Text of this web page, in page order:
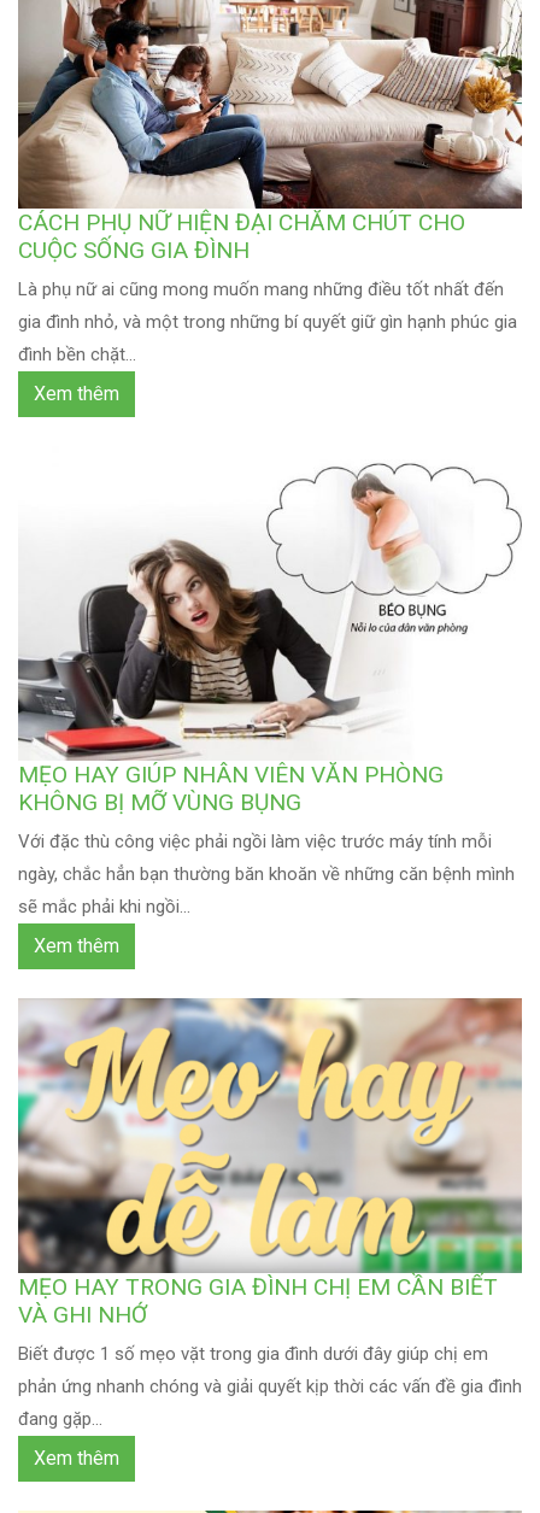
CÁCH PHỤ NỮ HIỆN ĐẠI CHĂM CHÚT CHO
CUỘC SỐNG GIA ĐÌNH
Là phụ nữ ai cũng mong muốn mang những điều tốt nhất đến
gia đình nhỏ, và một trong những bí quyết giữ gìn hạnh phúc gia
đình bền chặt...
Xem thêm
MẸO HAY GIÚP NHÂN VIÊN VĂN PHÒNG
KHÔNG BỊ MỠ VÙNG BỤNG
Với đặc thù công việc phải ngồi làm việc trước máy tính mỗi
ngày, chắc hẳn bạn thường băn khoăn về những căn bệnh mình
sẽ mắc phải khi ngồi...
Xem thêm
MẸO HAY TRONG GIA ĐÌNH CHỊ EM CẦN BIẾT
VÀ GHI NHỚ
Biết được 1 số mẹo vặt trong gia đình dưới đây giúp chị em
phản ứng nhanh chóng và giải quyết kịp thời các vấn đề gia đình
đang gặp...
Xem thêm